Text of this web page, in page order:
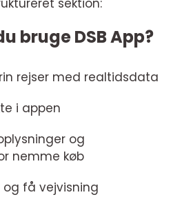
sektion:
bruge DSB App?
rejser med realtidsdata
i appen
og
nemme køb
få vejvisning